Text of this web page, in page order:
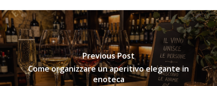
Previous Post
Come organizzare un aperitivo elegante in
enoteca